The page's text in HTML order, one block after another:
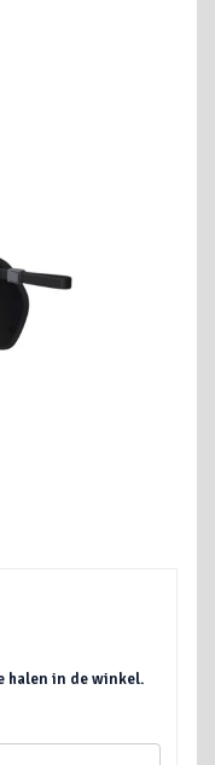
halen in de winkel.